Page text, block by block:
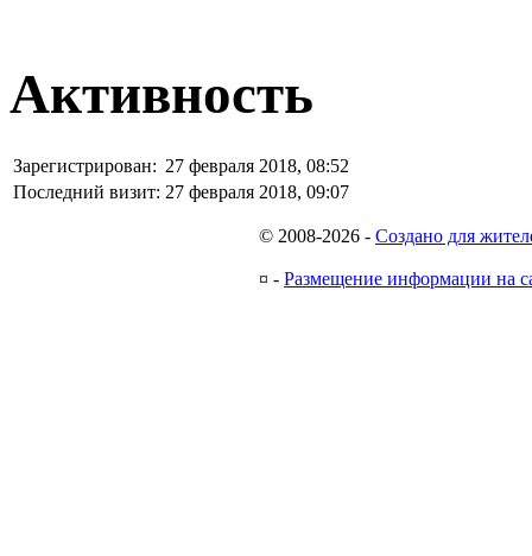
Активность
Зарегистрирован: 27 февраля 2018, 08:52
Последний визит: 27 февраля 2018, 09:07
© 2008-2026 - Создано для
¤ - Размещение информации на